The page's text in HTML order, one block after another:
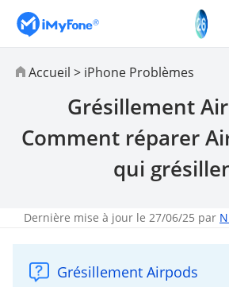
Accueil > iPhone Problèmes
Grésillement
Comment réparer
qui
Dernière mise à jour le 27/06/25 par
Grésillement Airpods